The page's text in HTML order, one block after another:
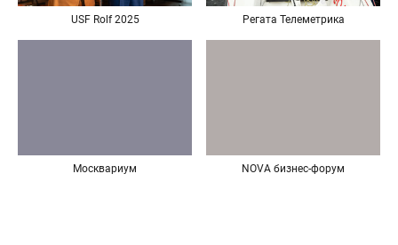
USF Rolf 2025 Регата Телеметрика
Москвариум NOVA бизнес-форум